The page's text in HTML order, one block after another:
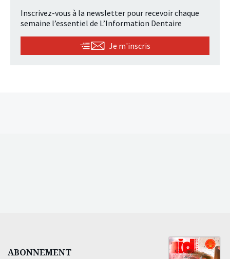
Inscrivez-vous à la newsletter pour recevoir chaque
semaine l’essentiel de L’Information Dentaire
Je m'inscris
ABONNEMENT